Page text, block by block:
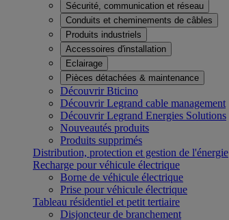
Sécurité, communication et réseau
Conduits et cheminements de câbles
Produits industriels
Accessoires d'installation
Eclairage
Pièces détachées & maintenance
Découvrir Bticino
Découvrir Legrand cable management
Découvrir Legrand Energies Solutions
Nouveautés produits
Produits supprimés
Distribution, protection et gestion de l'énergie
Recharge pour véhicule électrique
Borne de véhicule électrique
Prise pour véhicule électrique
Tableau résidentiel et petit tertiaire
Disjoncteur de branchement